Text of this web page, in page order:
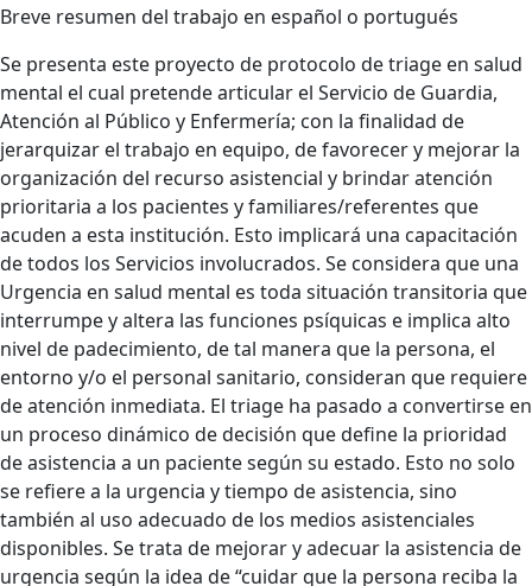
Breve resumen del trabajo en español o portugués
Se presenta este proyecto de protocolo de triage en salud
mental el cual pretende articular el Servicio de Guardia,
Atención al Público y Enfermería; con la finalidad de
jerarquizar el trabajo en equipo, de favorecer y mejorar la
organización del recurso asistencial y brindar atención
prioritaria a los pacientes y familiares/referentes que
acuden a esta institución. Esto implicará una capacitación
de todos los Servicios involucrados. Se considera que una
Urgencia en salud mental es toda situación transitoria que
interrumpe y altera las funciones psíquicas e implica alto
nivel de padecimiento, de tal manera que la persona, el
entorno y/o el personal sanitario, consideran que requiere
de atención inmediata. El triage ha pasado a convertirse en
un proceso dinámico de decisión que define la prioridad
de asistencia a un paciente según su estado. Esto no solo
se refiere a la urgencia y tiempo de asistencia, sino
también al uso adecuado de los medios asistenciales
disponibles. Se trata de mejorar y adecuar la asistencia de
urgencia según la idea de “cuidar que la persona reciba la